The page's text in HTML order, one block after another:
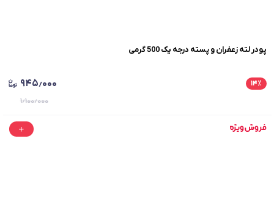
پودر لته زعفران و پسته درجه یک 500 گرمی
۱۴٪ ۹۴۵٫۰۰۰
۱٫۱۰۰٫۰۰۰